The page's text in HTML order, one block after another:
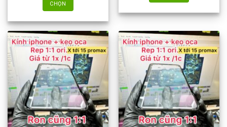
CHỌN
phẩm
này
có
nhiều
biến
thể.
Các
tùy
chọn
có